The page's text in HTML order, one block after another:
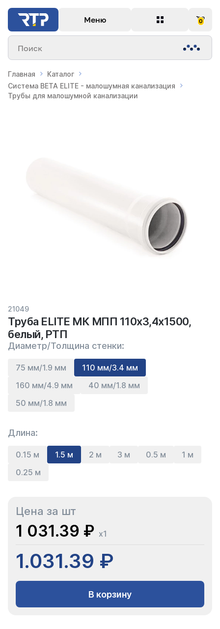
Меню 0
Поиск
Главная
Каталог
Система BETA ELITE - малошумная канализация
Трубы для малошумной канализации
21049
Труба ELITE МК МПП 110х3,4х1500,
белый, РТП
Диаметр/Толщина стенки:
75 мм/1.9 мм
110 мм/3.4 мм
160 мм/4.9 мм
40 мм/1.8 мм
50 мм/1.8 мм
Длина:
0.15 м 1.5 м 2 м 3 м 0.5 м
1 м
0.25 м
Цена за шт
1 031.39 ₽ x1
1.031.39 ₽
В корзину